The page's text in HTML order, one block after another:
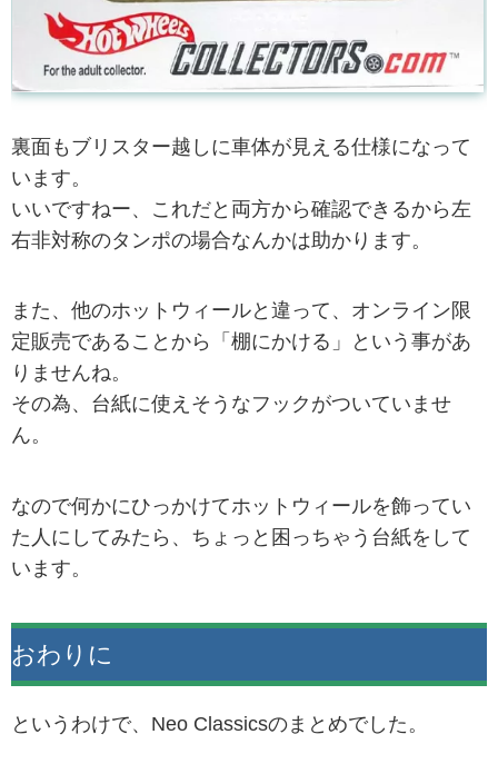
裏面もブリスター越しに車体が見える仕様になって
います。
いいですねー、これだと両方から確認できるから左
右非対称のタンポの場合なんかは助かります。
また、他のホットウィールと違って、オンライン限
定販売であることから「棚にかける」という事があ
りませんね。
その為、台紙に使えそうなフックがついていませ
ん。
なので何かにひっかけてホットウィールを飾ってい
た人にしてみたら、ちょっと困っちゃう台紙をして
います。
おわりに
というわけで、Neo Classicsのまとめでした。